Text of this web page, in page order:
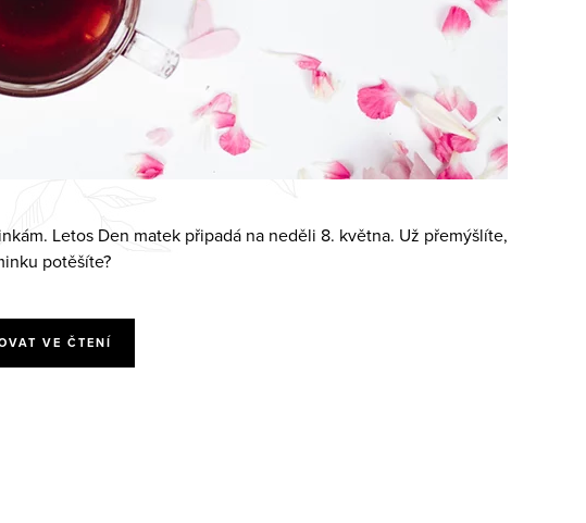
Letos Den matek připadá na neděli 8. května. Už přemýšlíte,
potěšíte?
VE ČTENÍ